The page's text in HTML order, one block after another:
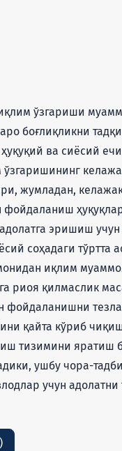
ўзгариши
боғлиқликни
ҳуқуқий ва сиёсий
жумладан,
фойдаланиш
эришиш
соҳадаги
иқлим
риоя қилмаслик
фойдаланишни
қайта кўриб
тизимини яратиш
ушбу чора-
учун